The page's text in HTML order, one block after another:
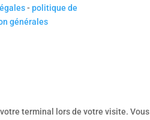
-politique de
générales
terminal lors de votre visite. Vous